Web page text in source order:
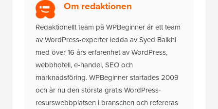
Om redaktionen
Redaktionellt team på WPBeginner är ett team
av WordPress-experter ledda av Syed Balkhi
med över 16 års erfarenhet av WordPress,
webbhotell, e-handel, SEO och
marknadsföring. WPBeginner startades 2009
och är nu den största gratis WordPress-
resurswebbplatsen i branschen och refereras